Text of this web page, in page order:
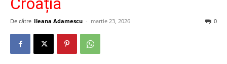
De către Ileana Adamescu - martie 23, 2026 0